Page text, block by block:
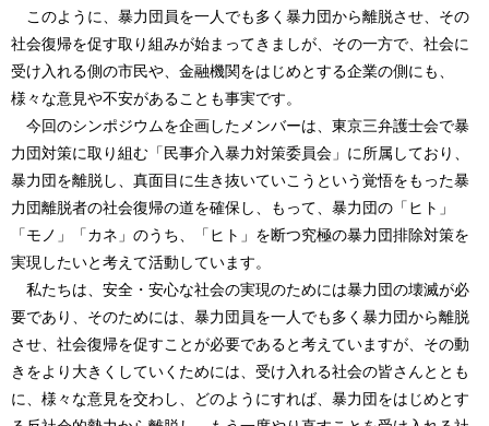
このように、暴力団員を一人でも多く暴力団から離脱させ、その
社会復帰を促す取り組みが始まってきましが、その一方で、社会に
受け入れる側の市民や、金融機関をはじめとする企業の側にも、
様々な意見や不安があることも事実です。
今回のシンポジウムを企画したメンバーは、東京三弁護士会で暴
力団対策に取り組む「民事介入暴力対策委員会」に所属しており、
暴力団を離脱し、真面目に生き抜いていこうという覚悟をもった暴
力団離脱者の社会復帰の道を確保し、もって、暴力団の「ヒト」
「モノ」「カネ」のうち、「ヒト」を断つ究極の暴力団排除対策を
実現したいと考えて活動しています。
私たちは、安全・安心な社会の実現のためには暴力団の壊滅が必
要であり、そのためには、暴力団員を一人でも多く暴力団から離脱
させ、社会復帰を促すことが必要であると考えていますが、その動
きをより大きくしていくためには、受け入れる社会の皆さんととも
に、様々な意見を交わし、どのようにすれば、暴力団をはじめとす